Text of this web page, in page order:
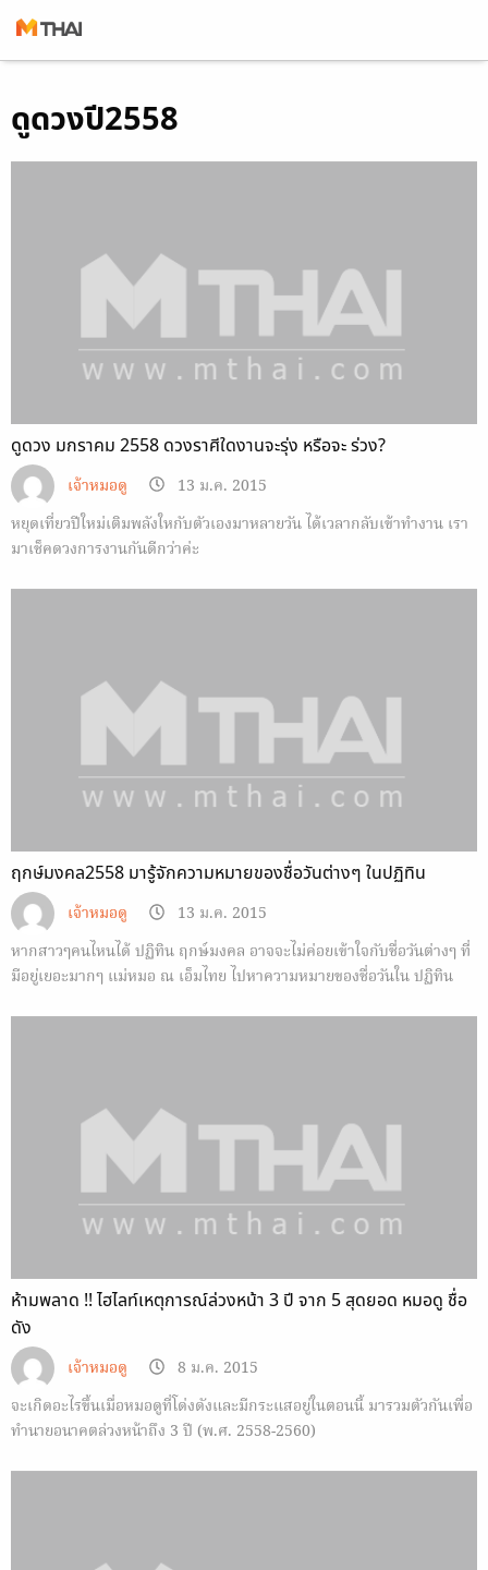
to
content
ดูดวงปี2558
ดูดวง มกราคม 2558 ดวงราศีใดงานจะรุ่ง หรือจะ ร่วง?
เจ้าหมอดู
13 ม.ค. 2015
หยุดเที่ยวปีใหม่เติมพลังใหกับตัวเองมาหลายวัน ได้เวลากลับเข้าทำงาน เรา
มาเช็คดวงการงานกันดีกว่าค่ะ
ฤกษ์มงคล2558 มารู้จักความหมายของชื่อวันต่างๆ ในปฏิทิน
เจ้าหมอดู
13 ม.ค. 2015
หากสาวๆคนไหนได้ ปฏิทิน ฤกษ์มงคล อาจจะไม่ค่อยเข้าใจกับชื่อวันต่างๆ ที่
มีอยู่เยอะมากๆ แม่หมอ ณ เอ็มไทย ไปหาความหมายของชื่อวันใน ปฏิทิน
ห้ามพลาด !! ไฮไลท์เหตุการณ์ล่วงหน้า 3 ปี จาก 5 สุดยอด หมอดู ชื่อ
ดัง
เจ้าหมอดู
8 ม.ค. 2015
จะเกิดอะไรขึ้นเมื่อหมอดูที่โด่งดังและมีกระแสอยู่ในตอนนี้ มารวมตัวกันเพื่อ
ทำนายอนาคตล่วงหน้าถึง 3 ปี (พ.ศ. 2558-2560)